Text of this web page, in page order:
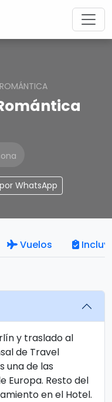
WhatsApp
Vuelos
y traslado al
de Travel
una de las
Europa. Resto del
en el Hotel.